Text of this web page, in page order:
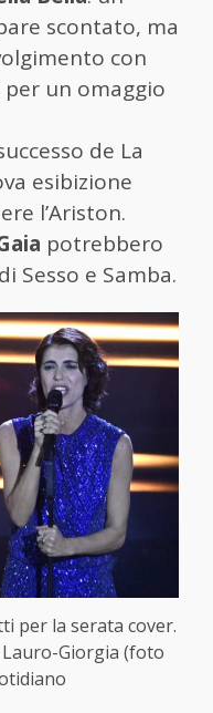
scontato, ma
con
per un omaggio
de La
esibizione
l’Ariston.
potrebbero
Sesso e Samba.
per la serata cover.
Lauro-Giorgia (foto